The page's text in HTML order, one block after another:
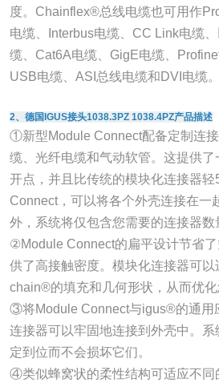
度。Chainflex®总线电缆也可用作
电缆、Interbus电缆、CC Link电缆
缆、Cat6A电缆、GigE电缆、
USB电缆、ASI总线电缆和DVI电缆。
2、德国IGUS接头1038.3PZ 1038.4PZ产品描述
①新型Module Connect配备定制连
缆、光纤电缆和气动软管。这提供
开点，并且比传统的模块化连接器
Connect，可以将各个外壳连接在一
外，系统将仅包含您需要的连接器数
②Module Connect的扁平设计节省
供了高接触密度。模块化连接器可
chain®的填充和几何形状，从而优化
③将Module Connect与igus®的通用
连接器可以牢固地连接到外壳中。系
定到位而不会损坏它们。
④类似蜂窝状的柔性结构可适应不同